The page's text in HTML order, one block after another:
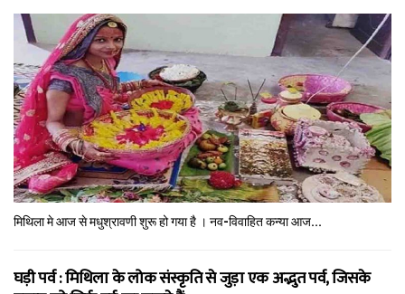
मिथि‍ला मे आज से मधुश्रावणी शुरू हो गया है । नव-विवाहित कन्‍या आज...
घड़ी पर्व : मिथि‍ला के लोक संस्कृति से जुड़ा एक अद्भुत पर्व, जिसके